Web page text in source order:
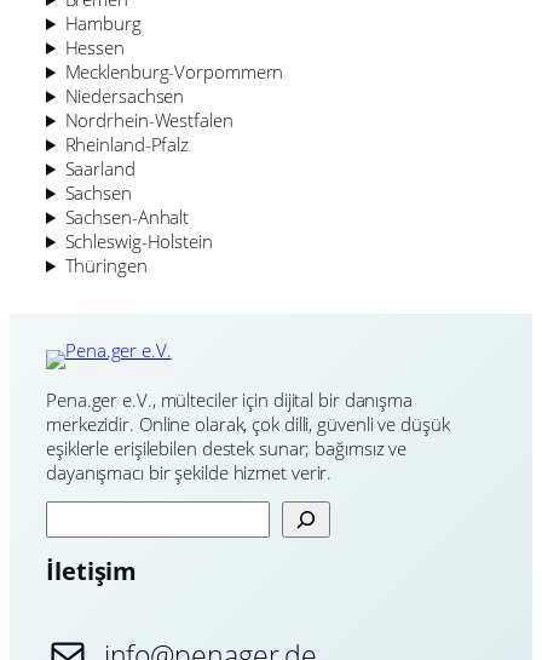
Hamburg
Hessen
Mecklenburg-Vorpommern
Niedersachsen
Nordrhein-Westfalen
Rheinland-Pfalz
Saarland
Sachsen
Sachsen-Anhalt
Schleswig-Holstein
Thüringen
Pena.ger e.V., mülteciler için dijital bir danışma
merkezidir. Online olarak, çok dilli, güvenli ve düşük
eşiklerle erişilebilen destek sunar; bağımsız ve
dayanışmacı bir şekilde hizmet verir.
r
aİletişim